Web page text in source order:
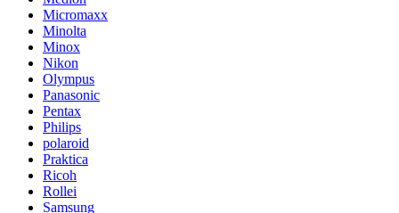
Micromaxx
Minolta
Minox
Nikon
Olympus
Panasonic
Pentax
Philips
polaroid
Praktica
Ricoh
Rollei
Samsung